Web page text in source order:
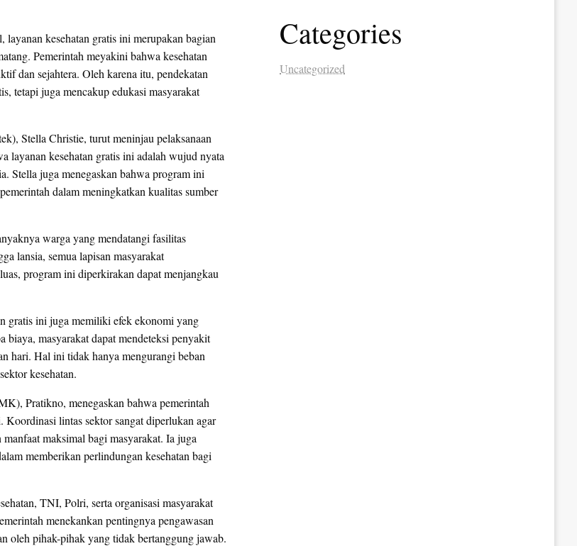
layanan kesehatan gratis ini merupakan bagian
Pemerintah meyakini bahwa kesehatan
dan sejahtera. Oleh karena itu, pendekatan
tetapi juga mencakup edukasi masyarakat
Stella Christie, turut meninjau pelaksanaan
layanan kesehatan gratis ini adalah wujud nyata
Stella juga menegaskan bahwa program ini
dalam meningkatkan kualitas sumber
warga yang mendatangi fasilitas
lansia, semua lapisan masyarakat
program ini diperkirakan dapat menjangkau
gratis ini juga memiliki efek ekonomi yang
biaya, masyarakat dapat mendeteksi penyakit
hari. Hal ini tidak hanya mengurangi beban
kesehatan.
Pratikno, menegaskan bahwa pemerintah
Koordinasi lintas sektor sangat diperlukan agar
maksimal bagi masyarakat. Ia juga
memberikan perlindungan kesehatan bagi
TNI, Polri, serta organisasi masyarakat
menekankan pentingnya pengawasan
oleh pihak-pihak yang tidak bertanggung jawab.
Categories
Uncategorized